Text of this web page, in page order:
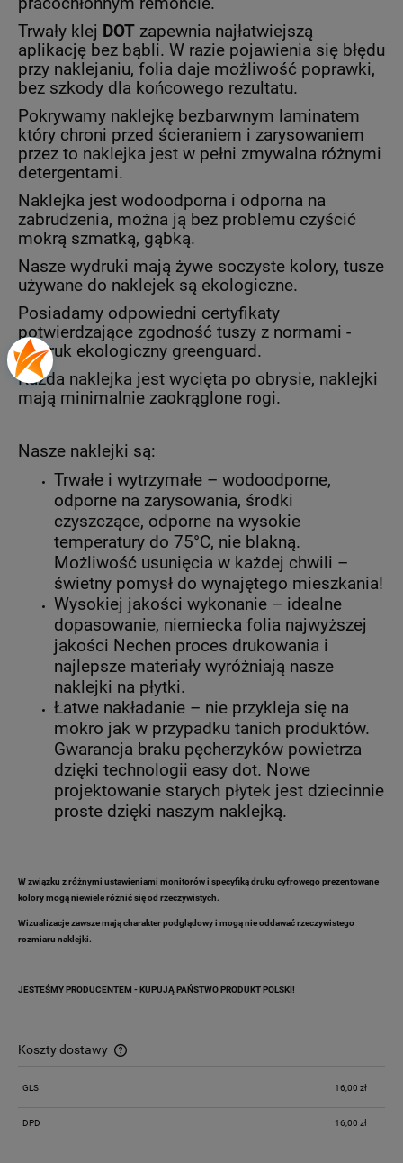
Trwały klej DOT zapewnia najłatwiejszą
aplikację bez bąbli. W razie pojawienia się błędu
przy naklejaniu, folia daje możliwość poprawki,
bez szkody dla końcowego rezultatu.
Pokrywamy naklejkę bezbarwnym laminatem
który chroni przed ścieraniem i zarysowaniem
przez to naklejka jest w pełni zmywalna różnymi
detergentami.
Naklejka jest wodoodporna i odporna na
zabrudzenia, można ją bez problemu czyścić
mokrą szmatką, gąbką.
Nasze wydruki mają żywe soczyste kolory, tusze
używane do naklejek są ekologiczne.
Posiadamy odpowiedni certyfikaty
potwierdzające zgodność tuszy z normami -
wydruk ekologiczny greenguard.
Każda naklejka jest wycięta po obrysie, naklejki
mają minimalnie zaokrąglone rogi.
Nasze naklejki są:
Trwałe i wytrzymałe – wodoodporne,
odporne na zarysowania, środki
czyszczące, odporne na wysokie
temperatury do 75°C, nie blakną.
Możliwość usunięcia w każdej chwili –
świetny pomysł do wynajętego mieszkania!
Wysokiej jakości wykonanie – idealne
dopasowanie, niemiecka folia najwyższej
jakości Nechen proces drukowania i
najlepsze materiały wyróżniają nasze
naklejki na płytki.
Łatwe nakładanie – nie przykleja się na
mokro jak w przypadku tanich produktów.
Gwarancja braku pęcherzyków powietrza
dzięki technologii easy dot. Nowe
projektowanie starych płytek jest dziecinnie
proste dzięki naszym naklejką.
W związku z różnymi ustawieniami monitorów i specyfiką druku cyfrowego prezentowane
kolory mogą niewiele różnić się od rzeczywistych.
Wizualizacje zawsze mają charakter podglądowy i mogą nie oddawać rzeczywistego
rozmiaru naklejki.
JESTEŚMY PRODUCENTEM - KUPUJĄ PAŃSTWO PRODUKT POLSKI!
Koszty dostawy
Cena nie zawiera ewentualnych kosztów płatności
GLS 16,00 zł
DPD 16,00 zł